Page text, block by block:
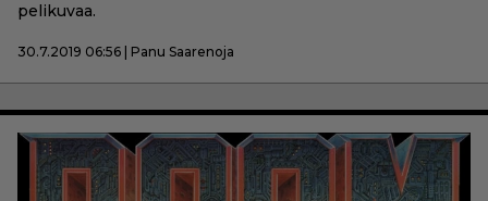
pelikuvaa.
30.7.2019 06:56 | Panu Saarenoja